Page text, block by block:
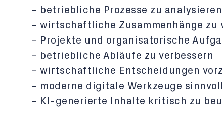
betriebliche Prozesse zu
wirtschaftliche Zusammenhänge zu
Projekte und organisatorische
betriebliche Abläufe zu verbessern
wirtschaftliche Entscheidungen
moderne digitale Werkzeuge
KI-generierte Inhalte kritisch zu